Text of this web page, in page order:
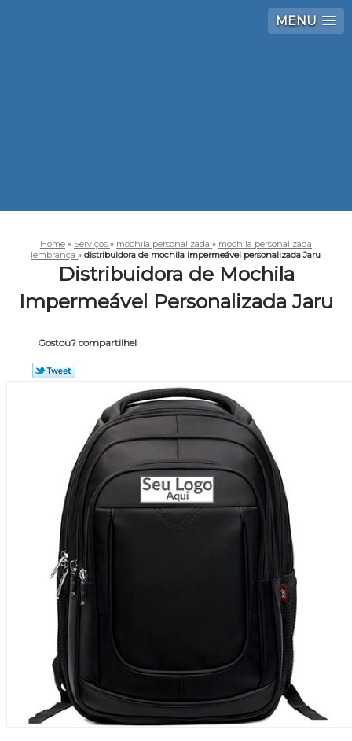
MENU
Home » Serviços » mochila personalizada » mochila personalizada
lembrança»distribuidora de mochila impermeável personalizada Jaru
Distribuidora de Mochila
Impermeável Personalizada Jaru
Gostou? compartilhe!